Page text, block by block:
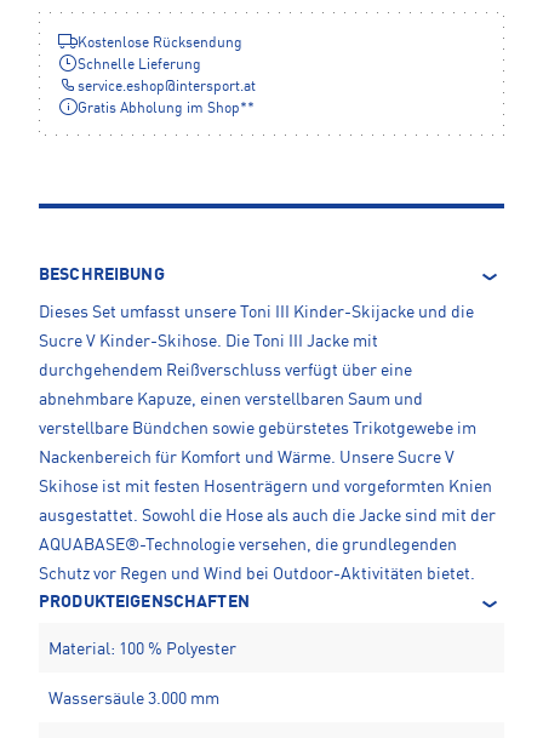
Kostenlose Rücksendung
Schnelle Lieferung
service.eshop@intersport.at
Gratis Abholung im Shop**
BESCHREIBUNG
Dieses Set umfasst unsere Toni III Kinder-Skijacke und die
Sucre V Kinder-Skihose. Die Toni III Jacke mit
durchgehendem Reißverschluss verfügt über eine
abnehmbare Kapuze, einen verstellbaren Saum und
verstellbare Bündchen sowie gebürstetes Trikotgewebe im
Nackenbereich für Komfort und Wärme. Unsere Sucre V
Skihose ist mit festen Hosenträgern und vorgeformten Knien
ausgestattet. Sowohl die Hose als auch die Jacke sind mit der
AQUABASE®-Technologie versehen, die grundlegenden
Schutz vor Regen und Wind bei Outdoor-Aktivitäten bietet.
PRODUKTEIGENSCHAFTEN
Material: 100 % Polyester
Wassersäule 3.000 mm